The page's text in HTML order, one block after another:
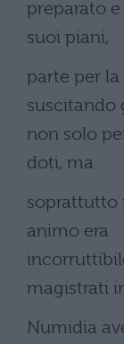
preparato
suoi piani,
parte per
suscitando
non solo
doti, ma
soprattutto
animo era
magistrati
Numidia